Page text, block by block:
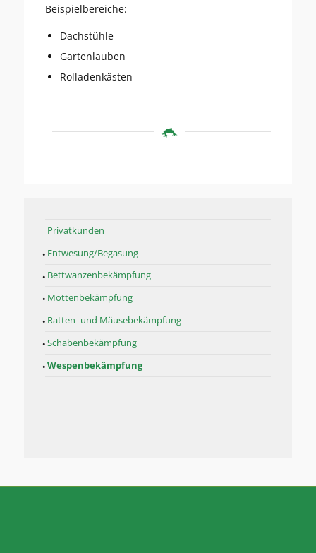
Beispielbereiche:
Dachstühle
Gartenlauben
Rolladenkästen
Privatkunden
Entwesung/Begasung
Bettwanzenbekämpfung
Mottenbekämpfung
Ratten- und Mäusebekämpfung
Schabenbekämpfung
Wespenbekämpfung